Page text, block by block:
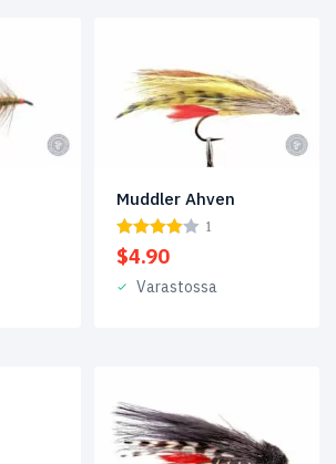
Muddler Ahven
1
$4.90
Varastossa